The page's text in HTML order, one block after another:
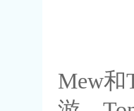
Mew和